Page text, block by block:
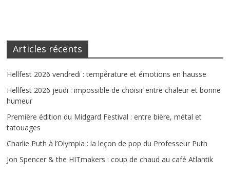
Articles récents
Hellfest 2026 vendredi : température et émotions en hausse
Hellfest 2026 jeudi : impossible de choisir entre chaleur et bonne
humeur
Première édition du Midgard Festival : entre bière, métal et
tatouages
Charlie Puth à l’Olympia : la leçon de pop du Professeur Puth
Jon Spencer & the HITmakers : coup de chaud au café Atlantik